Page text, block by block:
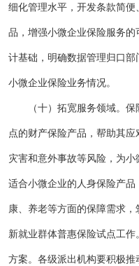
细化管理水平，开发条款简
品，增强小微企业保险服务
计基础，明确数据管理归口
小微企业保险业务情况。
（十）拓宽服务领域。保
点的财产保险产品，帮助其
灾害和意外事故等风险，为
适合小微企业的人身保险产
康、养老等方面的保障需求
新就业群体普惠保险试点工
方案。各级派出机构要积极